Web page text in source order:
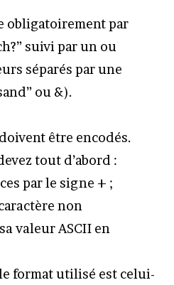
obligatoirement par
suivi par un ou
séparés par une
ou &).
être encodés.
tout d’abord :
par le signe + ;
non
valeur ASCII en
format utilisé est celui-